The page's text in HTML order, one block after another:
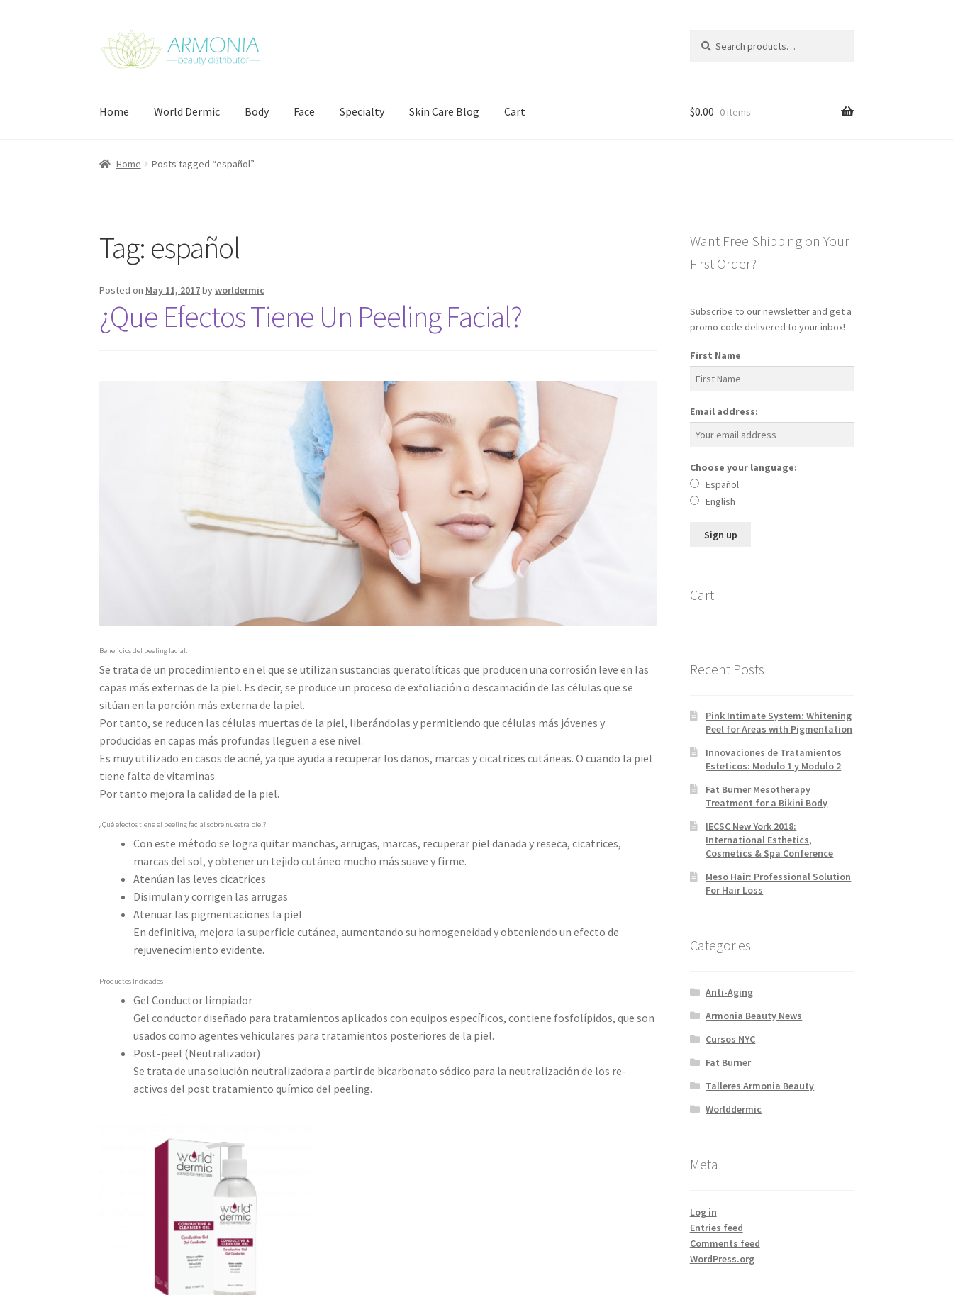
Skip
to
navigation
Skip
to
content
for:
Home World Dermic Body Face Specialty Skin Care Blog Cart
Home Contact Us
$0.00 0 items
Home Posts tagged “español”
Tag: español
Posted on May 11, 2017byworldermic
¿Que Efectos Tiene Un Peeling Facial?
Beneficios del peeling facial.
Se trata de un procedimiento en el que se utilizan sustancias queratolíticas que producen una corrosión leve en las
capas más externas de la piel. Es decir, se produce un proceso de exfoliación o descamación de las células que se
sitúan en la porción más externa de la piel.
Por tanto, se reducen las células muertas de la piel, liberándolas y permitiendo que células más jóvenes y
producidas en capas más profundas lleguen a ese nivel.
Es muy utilizado en casos de acné, ya que ayuda a recuperar los daños, marcas y cicatrices cutáneas. O cuando la piel
tiene falta de vitaminas.
Por tanto mejora la calidad de la piel.
¿Qué efectos tiene el peeling facial sobre nuestra piel?
Con este método se logra quitar manchas, arrugas, marcas, recuperar piel dañada y reseca, cicatrices,
marcas del sol, y obtener un tejido cutáneo mucho más suave y firme.
Atenúan las leves cicatrices
Disimulan y corrigen las arrugas
Atenuar las pigmentaciones la piel
En definitiva, mejora la superficie cutánea, aumentando su homogeneidad y obteniendo un efecto de
rejuvenecimiento evidente.
Productos Indicados
Gel Conductor limpiador
Gel conductor diseñado para tratamientos aplicados con equipos específicos, contiene fosfolípidos, que son
usados como agentes vehiculares para tratamientos posteriores de la piel.
Post-peel (Neutralizador)
Se trata de una solución neutralizadora a partir de bicarbonato sódico para la neutralización de los re-
activos del post tratamiento químico del peeling.
Want Free Shipping on Your
First Order?
Subscribe to our newsletter and get a
promo code delivered to your inbox!
First Name
Email address:
Choose your language:
Español
English
Cart
Recent Posts
Pink Intimate System: Whitening
Peel for Areas with Pigmentation
Innovaciones de Tratamientos
Esteticos: Modulo 1 y Modulo 2
Fat Burner Mesotherapy
Treatment for a Bikini Body
IECSC New York 2018:
International Esthetics,
Cosmetics & Spa Conference
Meso Hair: Professional Solution
For Hair Loss
Categories
Anti-Aging
Armonia Beauty News
Cursos NYC
Fat Burner
Talleres Armonia Beauty
Worlddermic
Meta
Log in
Entries feed
Comments feed
WordPress.org